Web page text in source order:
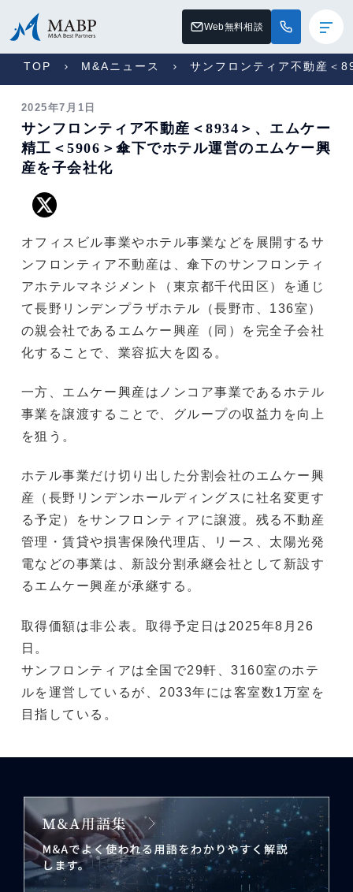
Web無料相談
TOP M&Aニュース サンフロンティア不動産＜
2025年7月1日
サンフロンティア不動産＜8934＞、エムケー
精工＜5906＞傘下でホテル運営のエムケー興
産を子会社化
オフィスビル事業やホテル事業などを展開するサ
ンフロンティア不動産は、傘下のサンフロンティ
アホテルマネジメント（東京都千代田区）を通じ
て長野リンデンプラザホテル（長野市、136室）
の親会社であるエムケー興産（同）を完全子会社
化することで、業容拡大を図る。
一方、エムケー興産はノンコア事業であるホテル
事業を譲渡することで、グループの収益力を向上
を狙う。
ホテル事業だけ切り出した分割会社のエムケー興
産（長野リンデンホールディングスに社名変更す
る予定）をサンフロンティアに譲渡。残る不動産
管理・賃貸や損害保険代理店、リース、太陽光発
電などの事業は、新設分割承継会社として新設す
るエムケー興産が承継する。
取得価額は非公表。取得予定日は2025年8月26
日。
サンフロンティアは全国で29軒、3160室のホテ
ルを運営しているが、2033年には客室数1万室を
目指している。